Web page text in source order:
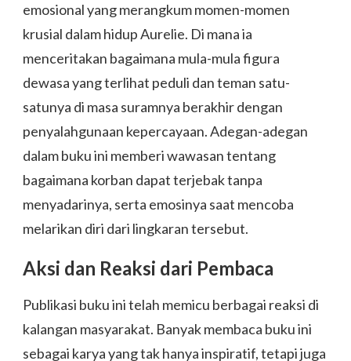
emosional yang merangkum momen-momen
krusial dalam hidup Aurelie. Di mana ia
menceritakan bagaimana mula-mula figura
dewasa yang terlihat peduli dan teman satu-
satunya di masa suramnya berakhir dengan
penyalahgunaan kepercayaan. Adegan-adegan
dalam buku ini memberi wawasan tentang
bagaimana korban dapat terjebak tanpa
menyadarinya, serta emosinya saat mencoba
melarikan diri dari lingkaran tersebut.
Aksi dan Reaksi dari Pembaca
Publikasi buku ini telah memicu berbagai reaksi di
kalangan masyarakat. Banyak membaca buku ini
sebagai karya yang tak hanya inspiratif, tetapi juga